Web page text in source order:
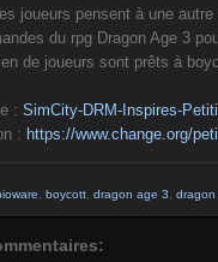
joueurs pensent à une
du rpg Dragon Age 3
de joueurs sont prêts à
: SimCity-DRM-Inspires-
: https://www.change.org/
boycott, dragon age 3 dragon